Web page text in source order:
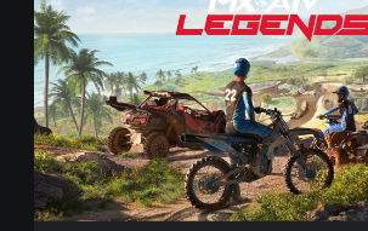
v
s
A
T
V
L
e
g
e
n